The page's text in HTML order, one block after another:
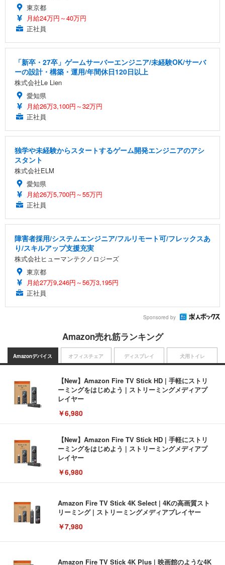
東京都
月給24万円～40万円
正社員
「新卒・27卒」ゲームサーバーエンジニア/未経験OK/サーバ
ーの設計・構築・運用/年間休日120日以上
株式会社Le Lien
愛知県
月給26万3,100円～32万円
正社員
独学や未経験からスタートするゲーム開発エンジニアのアシ
スタント
株式会社ELM
愛知県
月給26万5,700円～55万円
正社員
障害者採用/システムエンジニア/フルリモート可/フレックスあ
り/スキルアップ支援充実
株式会社ヒューマンテクノロジーズ
東京都
月給27万9,246円～56万3,195円
正社員
Sponsored by
Amazon売れ筋ランキング
Amazonデバイス
【New】Amazon Fire TV Stick HD | 手軽にストリ
ーミングをはじめよう | ストリーミングメディアプ
レイヤー
￥6,980
【New】Amazon Fire TV Stick HD | 手軽にストリ
ーミングをはじめよう | ストリーミングメディアプ
レイヤー
￥6,980
Amazon Fire TV Stick 4K Select | 4Kの高画質スト
リーミング | ストリーミングメディアプレイヤー
￥7,980
Amazon Fire TV Stick 4K Plus | 映画館のような4K
オフィスチェア ディスプレイ 犬用トイレ